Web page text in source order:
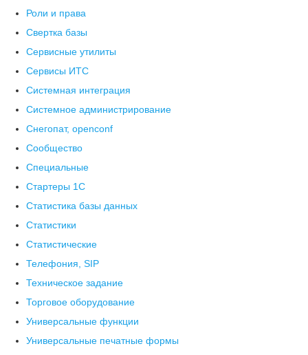
Роли и права
Свертка базы
Сервисные утилиты
Сервисы ИТС
Системная интеграция
Системное администрирование
Снегопат, openconf
Сообщество
Специальные
Стартеры 1С
Статистика базы данных
Статистики
Статистические
Телефония, SIP
Техническое задание
Торговое оборудование
Универсальные функции
Универсальные печатные формы